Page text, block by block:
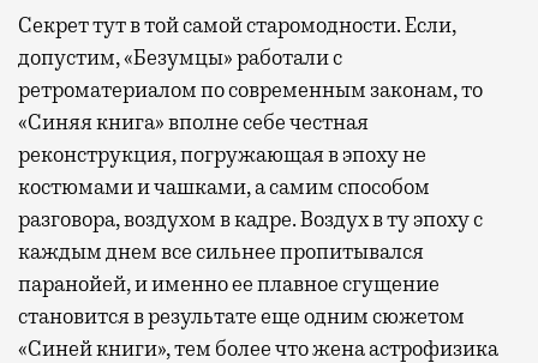
Секрет тут в той самой старомодности. Если,
допустим, «Безумцы» работали с
ретроматериалом по современным законам, то
«Синяя книга» вполне себе честная
реконструкция, погружающая в эпоху не
костюмами и чашками, а самим способом
разговора, воздухом в кадре. Воздух в ту эпоху с
каждым днем все сильнее пропитывался
паранойей, и именно ее плавное сгущение
становится в результате еще одним сюжетом
«Синей книги», тем более что жена астрофизика